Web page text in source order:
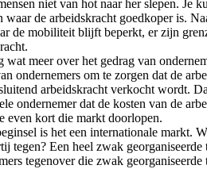
niet van hot naar her slepen. Je
waar de arbeidskracht goedkoper is.
de mobiliteit blijft beperkt, er zijn
wat meer over het gedrag van
ondernemers om te zorgen dat de
arbeidskracht verkocht wordt.
ondernemer dat de kosten van de
even kort die markt doorlopen.
is het een internationale markt.
tegen? Een heel zwak
tegenover die zwak